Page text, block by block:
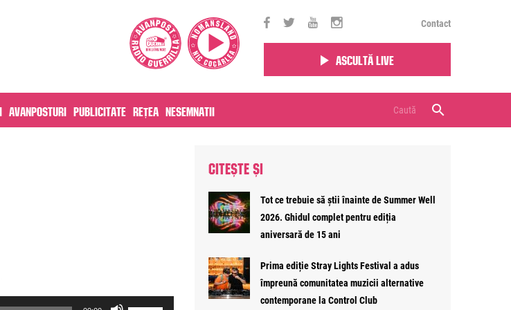
Contact
Ascultă live
Avanposturi Publicitate Rețea Nesemnatii
Use
CITEȘTE ȘI
Tot ce trebuie să știi înainte de Summer Well
2026. Ghidul complet pentru ediția
aniversară de 15 ani
Prima ediție Stray Lights Festival a adus
împreună comunitatea muzicii alternative
contemporane la Control Club